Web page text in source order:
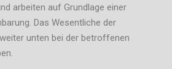
arbeiten auf Grundlage einer
Das Wesentliche der
unten bei der betroffenen